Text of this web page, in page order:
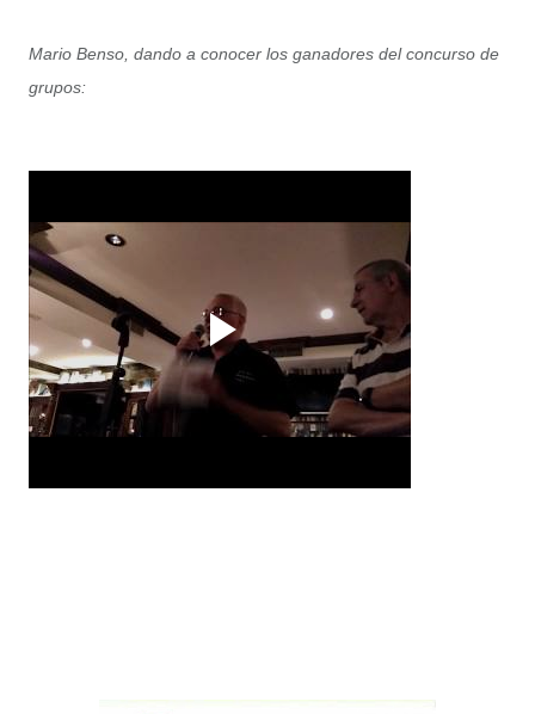
Mario Benso, dando a conocer los ganadores del concurso de
grupos: